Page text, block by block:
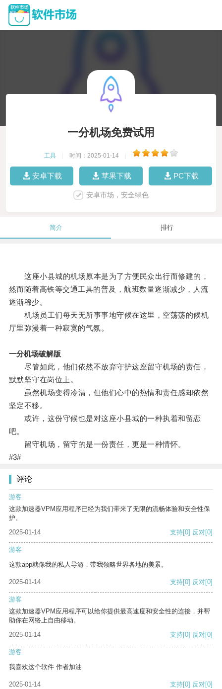
一分机场免费试用
工具 时间：2025-01-14
安卓下载 苹果下载 PC下载
安卓市场，安全绿色
简介 排行
这座小县城的机场原本是为了方便民众出行而修建的，
然而随着高铁等交通工具的普及，航班数量逐渐减少，人流
逐渐稀少。
机场员工们每天无所事事地守候在这里，空荡荡的候机
厅里弥漫着一种寂寞的气氛。
一分机场破解版
尽管如此，他们依然不放弃守护这座留守机场的责任，
默默坚守在岗位上。
虽然机场变得冷清，但他们心中的热情和责任感却依然
坚定不移。
或许，这份守候也是对这座小县城的一种执着和留恋
吧。
留守机场，留守的是一份责任，更是一种情怀。
#3#
评论
游客
这款加速器VPM应用程序已经为我们带来了无限的流畅体验和安全性保
护。
2025-01-14
支持[0] 反对[0]
游客
这款app就像我的私人导游，带我领略世界各地的美景。
2025-01-14 支持[0] 反对[0]
游客
这款加速器VPM应用程序可以给你提供最高速度和安全性的连接，并帮
助你在网络上自由移动。
2025-01-14
支持[0] 反对[0]
游客
我喜欢这个软件 作者加油
2025-01-14 支持[0] 反对[0]